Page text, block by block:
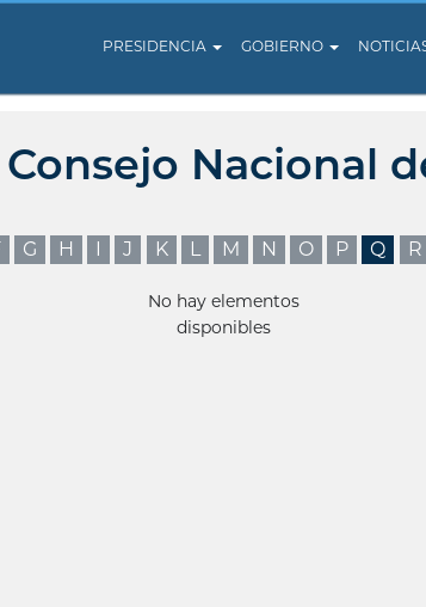
PRESIDENCIA GOBIERNO
Nacional
G H I J K L M N O P Q R
No hay elementos
disponibles